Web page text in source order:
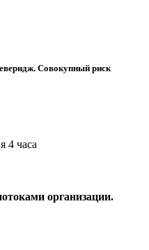
Совокупный риск
4 часа
организации.